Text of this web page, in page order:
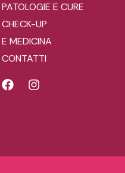
PATOLOGIE E CURE
CHECK-UP
E MEDICINA
CONTATTI